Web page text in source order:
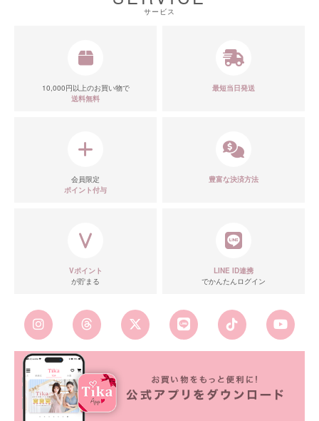
サービス
10,000円以上のお買い物で
送料無料
最短当日発送
会員限定
ポイント付与
豊富な決済方法
Vポイント
が貯まる
LINE ID連携
でかんたんログイン